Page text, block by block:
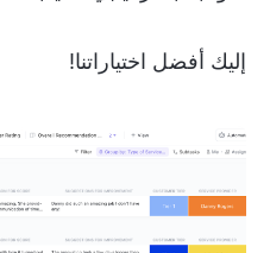
إليك أفضل اختياراتنا!